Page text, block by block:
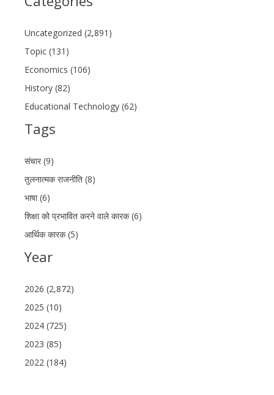
Uncategorized (2,891)
Topic (131)
Economics (106)
History (82)
Educational Technology (62)
Tags
संचार (9)
तुलनात्मक राजनीति (8)
भाषा (6)
शिक्षा को प्रभावित करने वाले कारक (6)
आर्थिक कारक (5)
Year
2026 (2,872)
2025 (10)
2024 (725)
2023 (85)
2022 (184)